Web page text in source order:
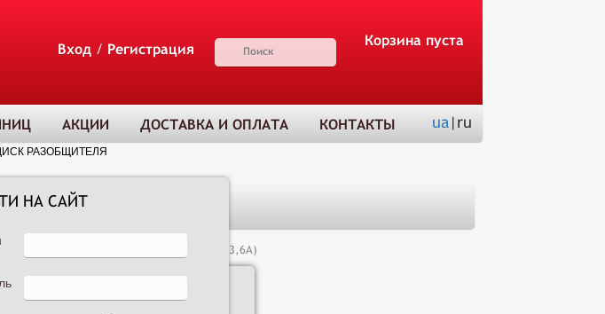
Вход / Регистрация
Корзина пуста
АКЦИИ ДОСТАВКА И ОПЛАТА КОНТАКТЫ ua|ru
РАЗОБЩИТЕЛЯ
зернотуковая рядовая Астра 3,6А (С3-3,6А)
НА САЙТ